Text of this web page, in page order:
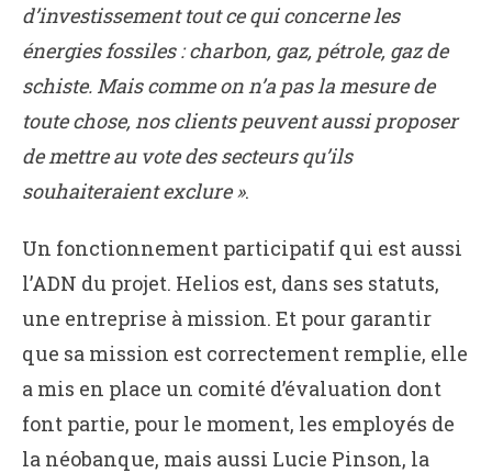
d’investissement tout ce qui concerne les
énergies fossiles : charbon, gaz, pétrole, gaz de
schiste. Mais comme on n’a pas la mesure de
toute chose, nos clients peuvent aussi proposer
de mettre au vote des secteurs qu’ils
souhaiteraient exclure ».
Un fonctionnement participatif qui est aussi
l’ADN du projet. Helios est, dans ses statuts,
une entreprise à mission. Et pour garantir
que sa mission est correctement remplie, elle
a mis en place un comité d’évaluation dont
font partie, pour le moment, les employés de
la néobanque, mais aussi Lucie Pinson, la